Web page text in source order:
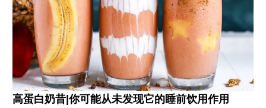
高蛋白奶昔|你可能从未发现它的睡前饮用作用